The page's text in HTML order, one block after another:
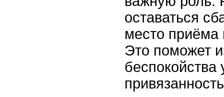
оставаться
место
Это поможет
беспокойства